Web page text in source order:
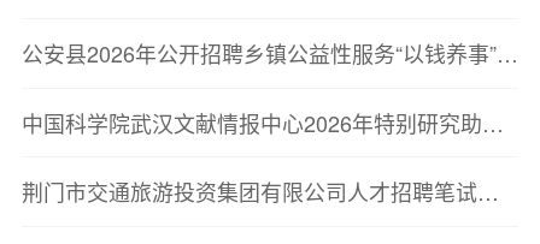
公安县2026年公开招聘乡镇公益性服务“以钱养事”岗位动物防疫与畜牧技术推广员公告
中国科学院武汉文献情报中心2026年特别研究助理招聘启事
荆门市交通旅游投资集团有限公司人才招聘笔试公告